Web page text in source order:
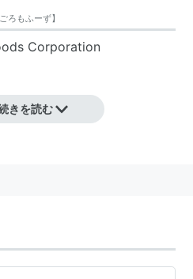
ろもふーず】
Corporation
フトセット・パスタ・パス
などの各種食品の製造・販
きを読む